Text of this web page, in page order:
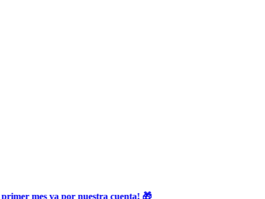
mes va por nuestra cuenta! 🎁